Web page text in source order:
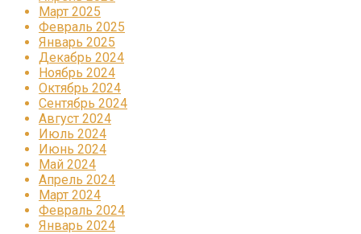
Март 2025
Февраль 2025
Январь 2025
Декабрь 2024
Ноябрь 2024
Октябрь 2024
Сентябрь 2024
Август 2024
Июль 2024
Июнь 2024
Май 2024
Апрель 2024
Март 2024
Февраль 2024
Январь 2024